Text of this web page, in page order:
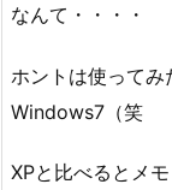
なんて・・・・
ホントは使ってみ
Windows7（笑
XPと比べるとメ